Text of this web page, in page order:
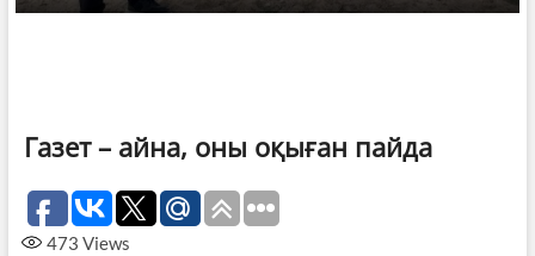
Газет – айна, оны оқыған пайда
473 Views